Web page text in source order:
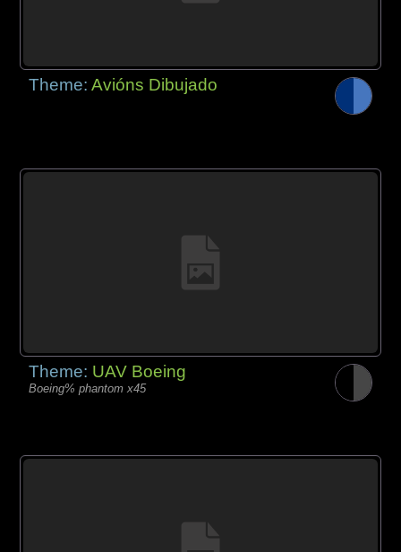
Theme:Avións Dibujado
Theme: UAV Boeing
Boeing% phantom x45